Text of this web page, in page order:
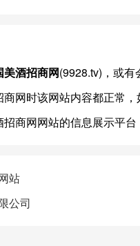
美酒招商网(9928.tv)，或有
网时该网站内容都正常，
商网网站的信息展示平台
站
公司